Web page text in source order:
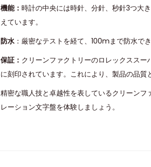
機能： 時計の中央には時針、分針、秒針3つ大
えています。
防水：厳密なテストを経て、100mまで防水で
保証： クリーンファクトリーのロレックスス
に刻印されています。これにより、製品の品質
精密な職人技と卓越性を表しているクリーン
レーション文字盤を体験しましょう。